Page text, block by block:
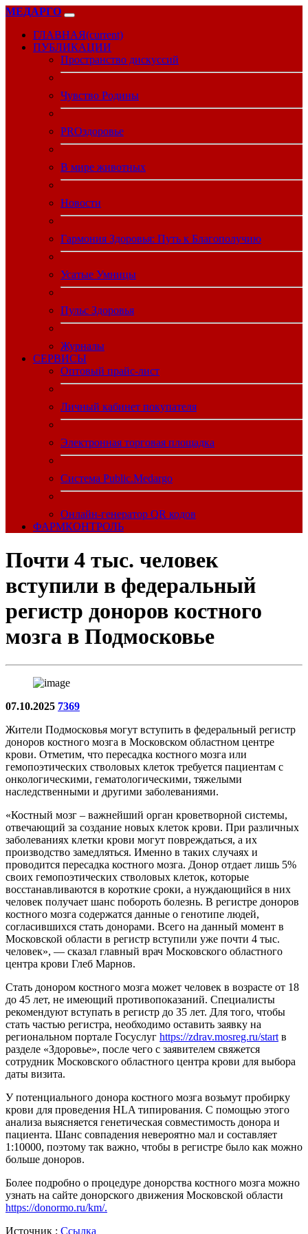
МЕДАРГО
ГЛАВНАЯ(current)
ПУБЛИКАЦИИ
Пространство дискуссий
Чувство Родины
PROздоровье
В мире животных
Новости
Гармония Здоровья: Путь к Благополучию
Усатые Умницы
Пульс Здоровья
Журналы
CЕРВИСЫ
Оптовый прайс-лист
Личный кабинет покупателя
Электронная торговая площадка
Система Public.Medargo
Онлайн-генератор QR кодов
ФАРМКОНТРОЛЬ
Почти 4 тыс. человек
вступили в федеральный
регистр доноров костного
мозга в Подмосковье
07.10.2025 7369
Жители Подмосковья могут вступить в федеральный регистр
доноров костного мозга в Московском областном центре
крови. Отметим, что пересадка костного мозга или
гемопоэтических стволовых клеток требуется пациентам с
онкологическими, гематологическими, тяжелыми
наследственными и другими заболеваниями.
«Костный мозг – важнейший орган кроветворной системы,
отвечающий за создание новых клеток крови. При различных
заболеваниях клетки крови могут повреждаться, а их
производство замедляться. Именно в таких случаях и
проводится пересадка костного мозга. Донор отдает лишь 5%
своих гемопоэтических стволовых клеток, которые
восстанавливаются в короткие сроки, а нуждающийся в них
человек получает шанс побороть болезнь. В регистре доноров
костного мозга содержатся данные о генотипе людей,
согласившихся стать донорами. Всего на данный момент в
Московской области в регистр вступили уже почти 4 тыс.
человек», — сказал главный врач Московского областного
центра крови Глеб Марнов.
Стать донором костного мозга может человек в возрасте от 18
до 45 лет, не имеющий противопоказаний. Специалисты
рекомендуют вступать в регистр до 35 лет. Для того, чтобы
стать частью регистра, необходимо оставить заявку на
региональном портале Госуслуг https://zdrav.mosreg.ru/start в
разделе «Здоровье», после чего с заявителем свяжется
сотрудник Московского областного центра крови для выбора
даты визита.
У потенциального донора костного мозга возьмут пробирку
крови для проведения HLA типирования. С помощью этого
анализа выясняется генетическая совместимость донора и
пациента. Шанс совпадения невероятно мал и составляет
1:10000, поэтому так важно, чтобы в регистре было как можно
больше доноров.
Более подробно о процедуре донорства костного мозга можно
узнать на сайте донорского движения Московской области
https://donormo.ru/km/.
Источник : Ссылка